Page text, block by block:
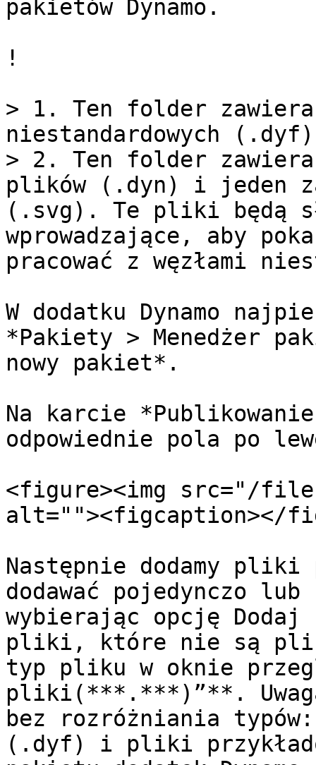
pakietów Dynamo.
!
> 1. Ten folder zawiera
niestandardowych
> 2. Ten folder zawiera
plików (.dyn) i jeden
(.svg). Te pliki będą
wprowadzające, aby
pracować z węzłami
W dodatku Dynamo
*Pakiety > Menedżer
nowy pakiet*.
Na karcie
odpowiednie pola po
<figure><img src="/
alt=""><figcaption></
Następnie dodamy
dodawać pojedynczo
wybierając opcję
pliki, które nie są
typ pliku w oknie
pliki(***.***)”**.
bez rozróżniania typów:
(.dyf) i pliki